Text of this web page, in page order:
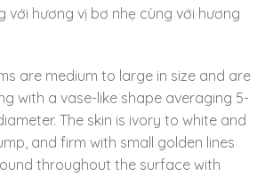
với hương vị bơ nhẹ cùng với hương
are medium to large in size and are
with a vase-like shape averaging 5-
The skin is ivory to white and
and firm with small golden lines
throughout the surface with